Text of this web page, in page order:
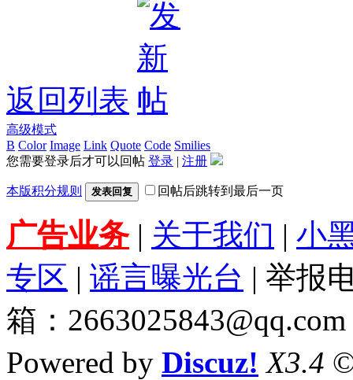
返回列表
高级模式
B Color Image Link Quote Code Smilies
您需要登录后才可以回帖 登录 | 注册
本版积分规则 发表回复 回帖后跳转到最后一页
广告业务| 关于我们 | 小
专区 | 谣言曝光台 | 举报
箱：2663025843@qq.com
Powered by Discuz! X3.4